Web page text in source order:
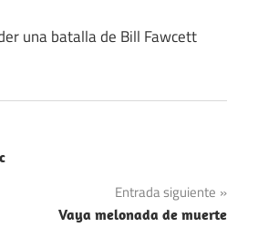
una batalla de Bill Fawcett
Entrada siguiente
Vaya melonada de muerte